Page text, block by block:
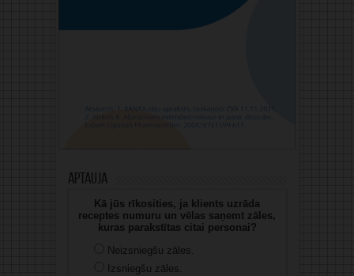
Aptauja
Kā jūs rīkosities, ja klients uzrāda
receptes numuru un vēlas saņemt zāles,
kuras parakstītas citai personai?
Neizsniegšu zāles.
Izsniegšu zāles.